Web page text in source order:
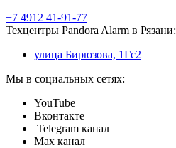
+7 4912 41-91-77
Техцентры Pandora Alarm в Рязани:
улица Бирюзова, 1Гс2
Мы в социальных сетях:
YouTube
Вконтакте
Telegram канал
Max канал